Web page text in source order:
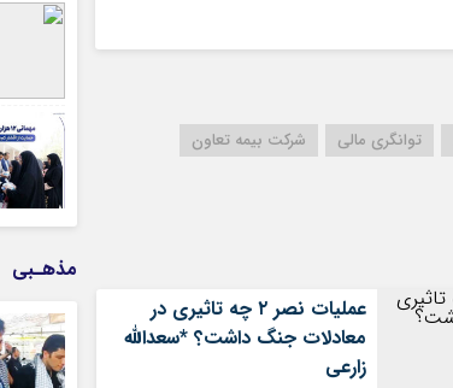
توانگری مالی
شرکت بیمه تعاون
عملیات نصر ۲ چه تاثیری در
معادلات جنگ داشت؟ *سعدالله
زارعی
مذهـبی